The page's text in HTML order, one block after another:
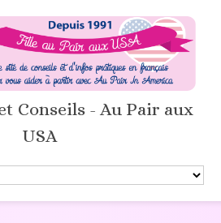
Conseils - Au Pair aux
USA